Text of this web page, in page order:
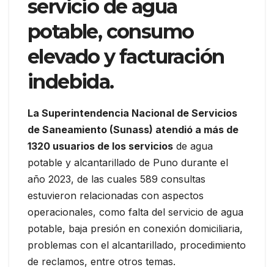
servicio de agua
potable, consumo
elevado y facturación
indebida.
La Superintendencia Nacional de Servicios
de Saneamiento (Sunass) atendió a más de
1320 usuarios de los servicios de agua
potable y alcantarillado de Puno durante el
año 2023, de las cuales 589 consultas
estuvieron relacionadas con aspectos
operacionales, como falta del servicio de agua
potable, baja presión en conexión domiciliaria,
problemas con el alcantarillado, procedimiento
de reclamos, entre otros temas.